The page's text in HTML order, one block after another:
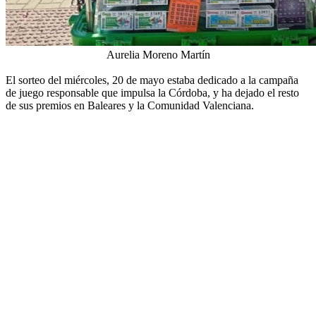
Aurelia Moreno Martín
El sorteo del miércoles, 20 de mayo estaba dedicado a la campaña
de juego responsable que impulsa la Córdoba, y ha dejado el resto
de sus premios en Baleares y la Comunidad Valenciana.